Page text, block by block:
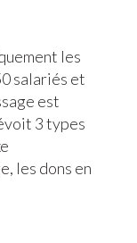
les
salariés et
est
3 types
les dons en